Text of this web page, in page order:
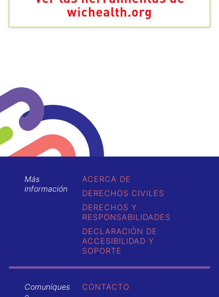
wichealth.org
Más
información
ACERCA DE
DERECHOS CIVILES
DERECHOS Y
RESPONSABILIDADES
DECLARACIÓN DE
ACCESIBILIDAD Y
SOPORTE
Comuníques
CONTACTO